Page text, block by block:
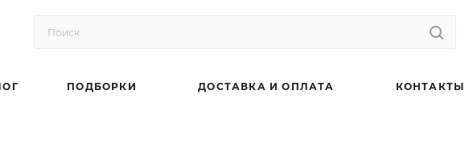
ПОДБОРКИ ДОСТАВКА И ОПЛАТА КОНТАКТЫ